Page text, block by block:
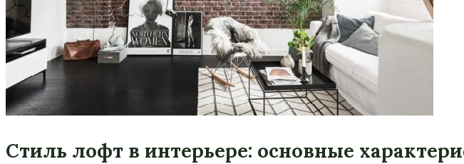
Стиль лофт в интерьере: основные